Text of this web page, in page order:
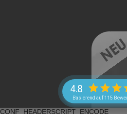
4.8
Basierend auf 115
CONF_HEADERSCRIPT_ENCODE